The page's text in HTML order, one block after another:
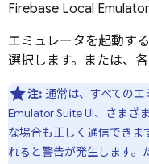
Firebase Local
エミュレータを起動す
選択します。または、
注: 通常は、すべての
Emulator Suite UI、さまざ
な場合も正しく通信できま
れると警告が発生します。